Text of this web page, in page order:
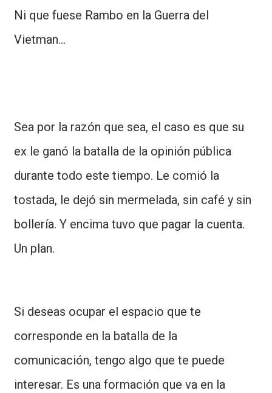
Ni que fuese Rambo en la Guerra del
Vietman...
Sea por la razón que sea, el caso es que su
ex le ganó la batalla de la opinión pública
durante todo este tiempo. Le comió la
tostada, le dejó sin mermelada, sin café y sin
bollería. Y encima tuvo que pagar la cuenta.
Un plan.
Si deseas ocupar el espacio que te
corresponde en la batalla de la
comunicación, tengo algo que te puede
interesar. Es una formación que va en la